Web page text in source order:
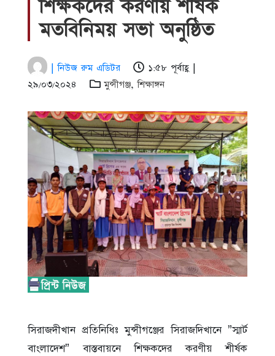
শিক্ষকদের করণীয় শীর্ষক
মতবিনিময় সভা অনুষ্ঠিত
| নিউজ রুম এডিটর
১:৫৮ পূর্বাহ্ণ |
২৯/০৩/২০২৪
মুন্সীগঞ্জ,শিক্ষাঙ্গন
সিরাজদীখান প্রতিনিধিঃ মুন্সীগঞ্জের সিরাজদিখানে ”স্মার্ট
বাংলাদেশ” বাস্তবায়নে শিক্ষকদের করণীয় শীর্ষক